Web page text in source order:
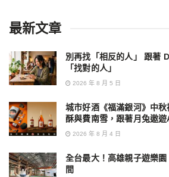
最新文章
別再找「相反的人」 跟著
「找對的人」
2026 年 8 月 5 日
城市好酒《福滿銀河》中
酥與費南雪，跟著月兔遨
2026 年 8 月 4 日
全台最大！高雄親子遊樂
間